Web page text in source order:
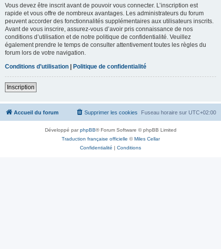
Vous devez être inscrit avant de pouvoir vous connecter. L’inscription est
rapide et vous offre de nombreux avantages. Les administrateurs du forum
peuvent accorder des fonctionnalités supplémentaires aux utilisateurs inscrits.
Avant de vous inscrire, assurez-vous d’avoir pris connaissance de nos
conditions d’utilisation et de notre politique de confidentialité. Veuillez
également prendre le temps de consulter attentivement toutes les règles du
forum lors de votre navigation.
Conditions d’utilisation | Politique de confidentialité
Inscription
Accueil du forum Fuseau horaire sur UTC+02:00
Supprimer les cookies
Développé parphpBB® Forum Software © phpBB Limited
Traduction française officielle ©Miles Cellar
Confidentialité | Conditions